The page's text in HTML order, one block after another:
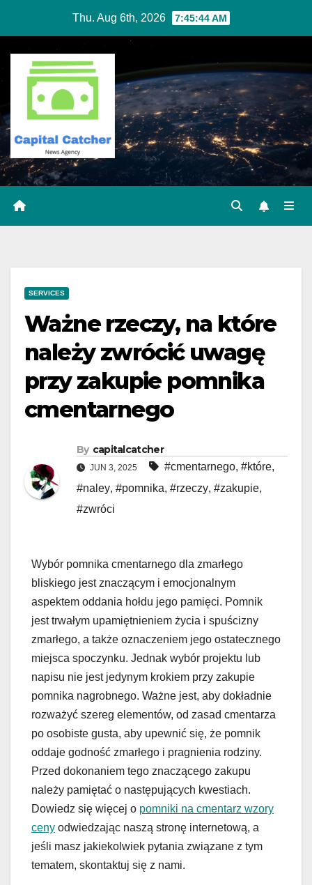
content
Thu. Aug 6th, 2026 7:45:45 AM
SERVICES
Ważne rzeczy, na które
należy zwrócić uwagę
przy zakupie pomnika
cmentarnego
By capitalcatcher
JUN 3, 2025 #cmentarnego, #które,
#naley, #pomnika, #rzeczy, #zakupie,
#zwróci
Wybór pomnika cmentarnego dla zmarłego
bliskiego jest znaczącym i emocjonalnym
aspektem oddania hołdu jego pamięci. Pomnik
jest trwałym upamiętnieniem życia i spuścizny
zmarłego, a także oznaczeniem jego ostatecznego
miejsca spoczynku. Jednak wybór projektu lub
napisu nie jest jedynym krokiem przy zakupie
pomnika nagrobnego. Ważne jest, aby dokładnie
rozważyć szereg elementów, od zasad cmentarza
po osobiste gusta, aby upewnić się, że pomnik
oddaje godność zmarłego i pragnienia rodziny.
Przed dokonaniem tego znaczącego zakupu
należy pamiętać o następujących kwestiach.
Dowiedz się więcej o pomniki na cmentarz wzory
ceny odwiedzając naszą stronę internetową, a
jeśli masz jakiekolwiek pytania związane z tym
tematem, skontaktuj się z nami.